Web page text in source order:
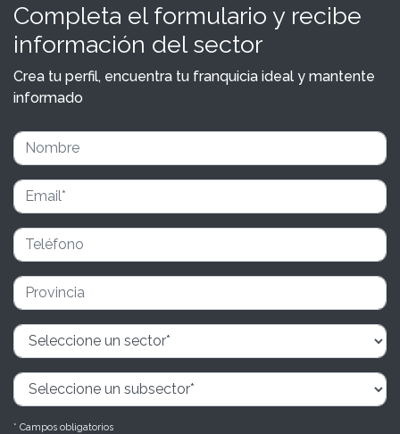
Completa el formulario y recibe
información del sector
Crea tu perfil, encuentra tu franquicia ideal y mantente
informado
* Campos obligatorios